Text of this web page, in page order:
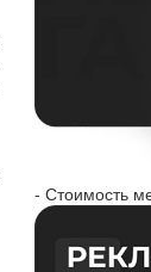
- Стоимость